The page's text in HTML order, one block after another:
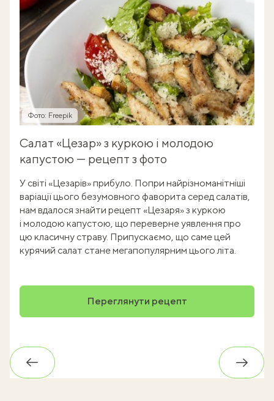
Фото: Freepik
Салат «Цезар» з куркою і молодою
капустою — рецепт з фото
У світі «Цезарів» прибуло. Попри найрізноманітніші
варіації цього безумовного фаворита серед салатів,
нам вдалося знайти рецепт «Цезаря» з куркою
і молодою капустою, що переверне уявлення про
цю класичну страву. Припускаємо, що саме цей
курячий салат стане мегапопулярним цього літа.
Переглянути рецепт
Назад